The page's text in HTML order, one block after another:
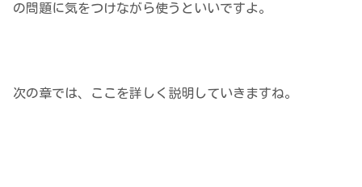
の問題に気をつけながら使うといいですよ。
次の章では、ここを詳しく説明していきますね。